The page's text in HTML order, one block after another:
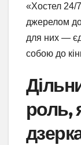
«Хостел 24/
джерелом
для них —
собою до
роль,